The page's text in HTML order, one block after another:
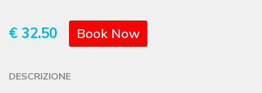
€ 32.50 Book Now
DESCRIZIONE